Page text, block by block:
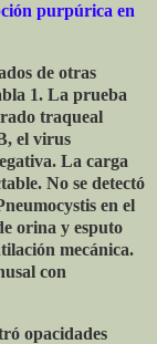
purpúrica en
de otras
1. La prueba
traqueal
el virus
La carga
No se detectó
en el
orina y esputo
mecánica.
con
opacidades